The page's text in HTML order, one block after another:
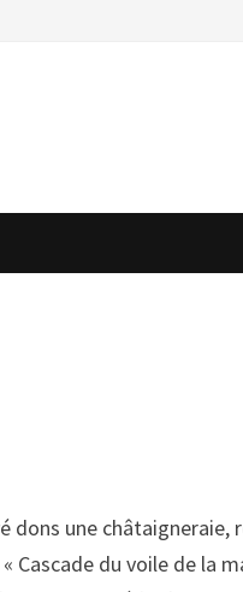
dons une châtaigneraie,
Cascade du voile de la